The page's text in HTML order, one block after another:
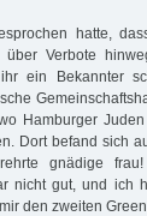
hatte,
Verbote
ein Bekannter
Hamburger
Dort befand sich
gnädige
nicht gut, und ich
den zweiten